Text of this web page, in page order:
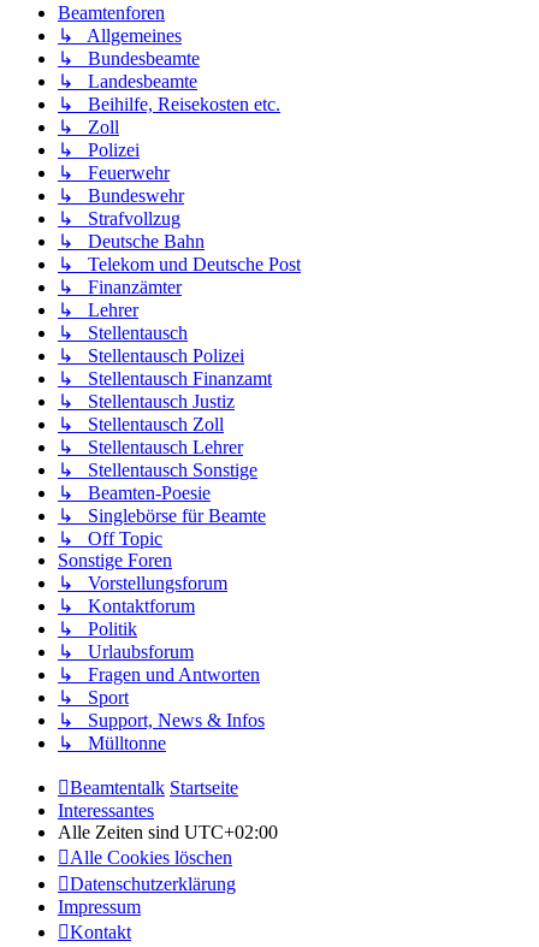
Beamtenforen
↳ Allgemeines
↳ Bundesbeamte
↳ Landesbeamte
↳ Beihilfe, Reisekosten etc.
↳ Zoll
↳ Polizei
↳ Feuerwehr
↳ Bundeswehr
↳ Strafvollzug
↳ Deutsche Bahn
↳ Telekom und Deutsche Post
↳ Finanzämter
↳ Lehrer
↳ Stellentausch
↳ Stellentausch Polizei
↳ Stellentausch Finanzamt
↳ Stellentausch Justiz
↳ Stellentausch Zoll
↳ Stellentausch Lehrer
↳ Stellentausch Sonstige
↳ Beamten-Poesie
↳ Singlebörse für Beamte
↳ Off Topic
Sonstige Foren
↳ Vorstellungsforum
↳ Kontaktforum
↳ Politik
↳ Urlaubsforum
↳ Fragen und Antworten
↳ Sport
↳ Support, News & Infos
↳ Mülltonne
Beamtentalk Startseite
Interessantes
Alle Zeiten sind UTC+02:00
Alle Cookies löschen
Datenschutzerklärung
Impressum
Kontakt